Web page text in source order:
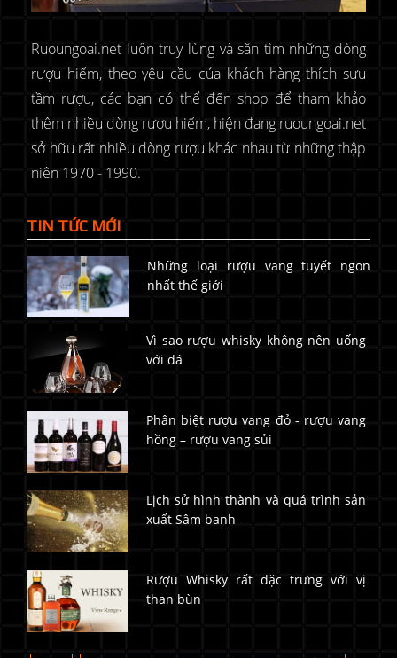
Ruoungoai.net luôn truy lùng và săn tìm những dòng
rượu hiếm, theo yêu cầu của khách hàng thích sưu
tầm rượu, các bạn có thể đến shop để tham khảo
thêm nhiều dòng rượu hiếm, hiện đang ruoungoai.net
sở hữu rất nhiều dòng rượu khác nhau từ những thập
niên 1970 - 1990.
TIN TỨC MỚI
Những loại rượu vang tuyết ngon
nhất thế giới
Vì sao rượu whisky không nên uống
với đá
Phân biệt rượu vang đỏ - rượu vang
hồng – rượu vang sủi
Lịch sử hình thành và quá trình sản
xuất Sâm banh
Rượu Whisky rất đặc trưng với vị
than bùn